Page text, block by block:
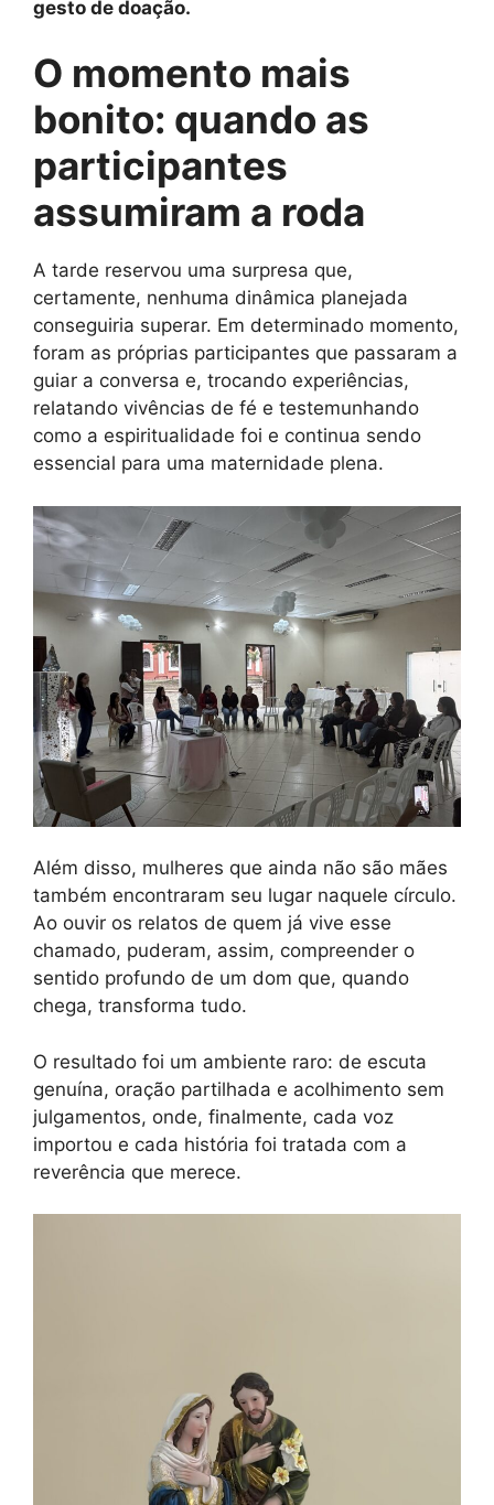
gesto de doação.
O momento mais
bonito: quando as
participantes
assumiram a roda
A tarde reservou uma surpresa que,
certamente, nenhuma dinâmica planejada
conseguiria superar. Em determinado momento,
foram as próprias participantes que passaram a
guiar a conversa e, trocando experiências,
relatando vivências de fé e testemunhando
como a espiritualidade foi e continua sendo
essencial para uma maternidade plena.
Além disso, mulheres que ainda não são mães
também encontraram seu lugar naquele círculo.
Ao ouvir os relatos de quem já vive esse
chamado, puderam, assim, compreender o
sentido profundo de um dom que, quando
chega, transforma tudo.
O resultado foi um ambiente raro: de escuta
genuína, oração partilhada e acolhimento sem
julgamentos, onde, finalmente, cada voz
importou e cada história foi tratada com a
reverência que merece.